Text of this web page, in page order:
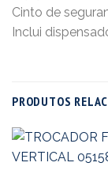
Cinto de
Inclui
PRODUTOS